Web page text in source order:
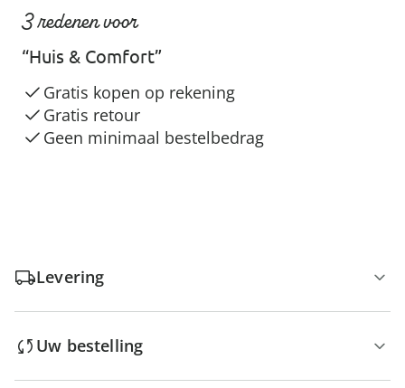
3 redenen voor
“Huis & Comfort”
Gratis kopen op rekening
Gratis retour
Geen minimaal bestelbedrag
Levering
Uw bestelling